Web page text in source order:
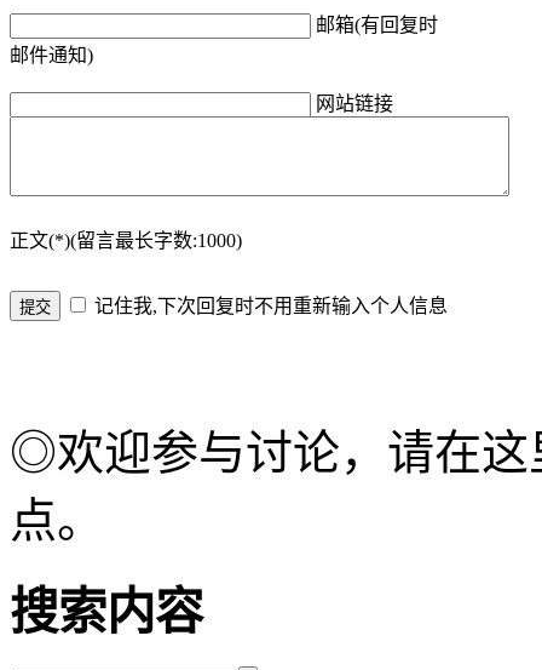
邮箱(有回复时
邮件通知)
网站链接
正文(*)(留言最长字数:1000)
记住我,下次回复时不用重新输入个人信息
◎欢迎参与讨论，请在这
点。
搜索内容